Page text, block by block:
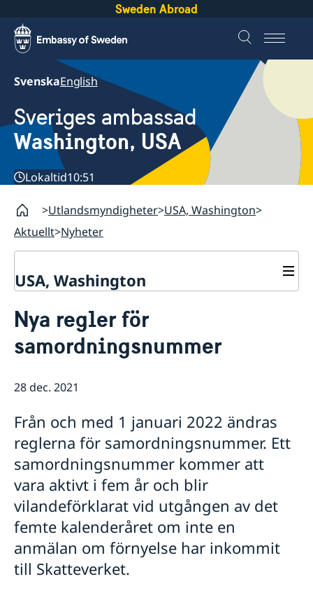
Sweden Abroad
SvenskaEnglish
Sveriges ambassad
Washington, USA
Lokaltid10:51
Utlandsmyndigheter USA, Washington
Aktuellt Nyheter
USA, Washington
Om oss
Lediga tjänster
Praktiktjänstgöring
Så stöttar vi svenska företag
Team Sweden
Svenska företag i USA
Anmäl handelshinder
Aktuellt
Besök till Vita huset
Nya regler för
samordningsnummer
28 dec. 2021
Från och med 1 januari 2022 ändras
reglerna för samordningsnummer. Ett
samordningsnummer kommer att
vara aktivt i fem år och blir
vilandeförklarat vid utgången av det
femte kalenderåret om inte en
anmälan om förnyelse har inkommit
till Skatteverket.